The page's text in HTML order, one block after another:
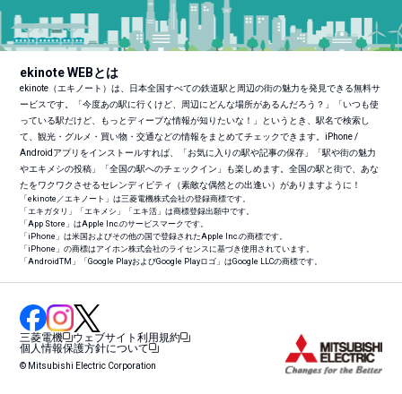
ekinote WEBとは
ekinote（エキノート）は、日本全国すべての鉄道駅と周辺の街の魅力を発見できる無料サ
ービスです。「今度あの駅に行くけど、周辺にどんな場所があるんだろう？」「いつも使
っている駅だけど、もっとディープな情報が知りたいな！」というとき、駅名で検索し
て、観光・グルメ・買い物・交通などの情報をまとめてチェックできます。iPhone /
Androidアプリをインストールすれば、「お気に入りの駅や記事の保存」「駅や街の魅力
やエキメシの投稿」「全国の駅へのチェックイン」も楽しめます。全国の駅と街で、あな
たをワクワクさせるセレンディピティ（素敵な偶然との出逢い）がありますように！
「ekinote／エキノート」は三菱電機株式会社の登録商標です。
「エキガタリ」「エキメシ」「エキ活」は商標登録出願中です。
「App Store」はApple Inc.のサービスマークです。
「iPhone」は米国およびその他の国で登録されたApple Inc.の商標です。
「iPhone」の商標はアイホン株式会社のライセンスに基づき使用されています。
「AndroidTM 」「Google PlayおよびGoogle Playロゴ」はGoogle LLCの商標です。
三菱電機
ウェブサイト利用規約
個人情報保護方針について
© Mitsubishi Electric Corporation